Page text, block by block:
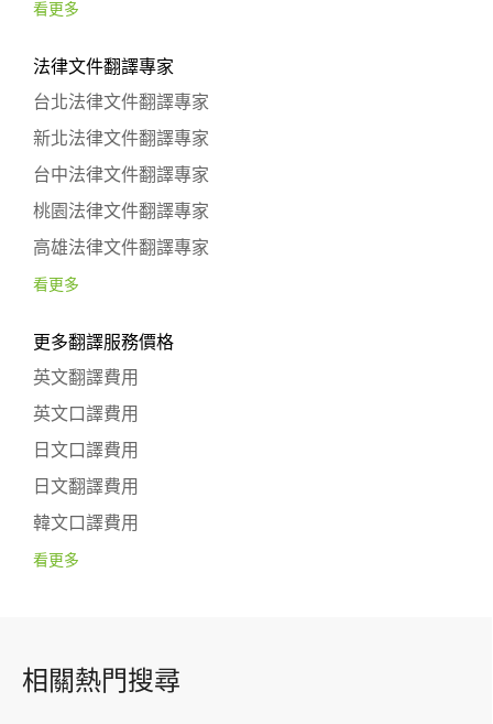
看更多
法律文件翻譯專家
台北法律文件翻譯專家
新北法律文件翻譯專家
台中法律文件翻譯專家
桃園法律文件翻譯專家
高雄法律文件翻譯專家
看更多
更多翻譯服務價格
英文翻譯費用
英文口譯費用
日文口譯費用
日文翻譯費用
韓文口譯費用
看更多
相關熱門搜尋